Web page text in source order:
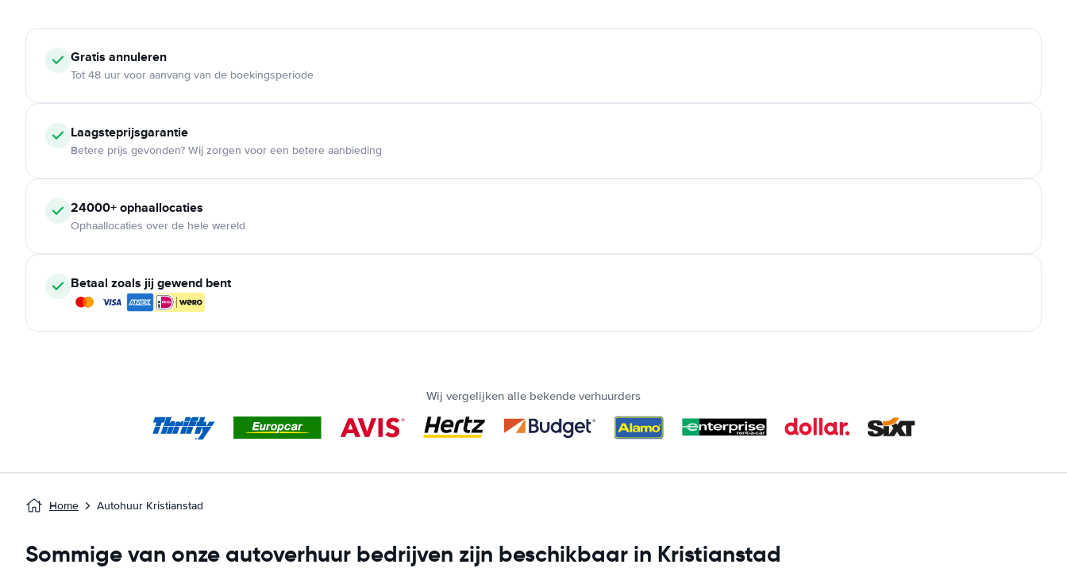
Gratis annuleren
Tot 48 uur voor aanvang van de boekingsperiode
Laagsteprijsgarantie
Betere prijs gevonden? Wij zorgen voor een betere aanbieding
24000+ ophaallocaties
Ophaallocaties over de hele wereld
Betaal zoals jij gewend bent
Wij vergelijken alle bekende verhuurders
Home Autohuur Kristianstad
Sommige van onze autoverhuur bedrijven zijn beschikbaar in Kristianstad